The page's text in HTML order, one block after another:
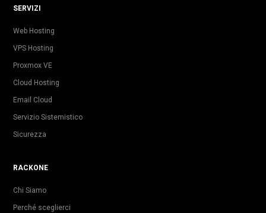
SERVIZI
Web Hosting
VPS Hosting
Proxmox VE
Cloud Hosting
Email Cloud
Servizio Sistemistico
Sicurezza
RACKONE
Chi Siamo
Perché sceglierci